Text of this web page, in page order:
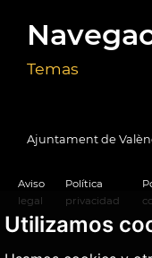
Utilizamos
Temas
Ajuntament de
Aviso
legal
Política
privacidad